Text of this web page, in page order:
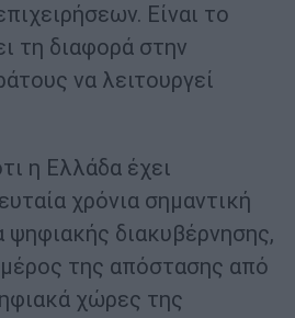
Είναι το
τη διαφορά στην
να λειτουργεί
η Ελλάδα έχει
χρόνια σημαντική
διακυβέρνησης,
της απόστασης από
χώρες της